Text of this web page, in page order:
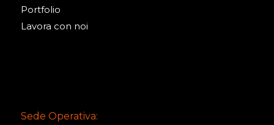
Portfolio
Lavora con noi
Sede Operativa: